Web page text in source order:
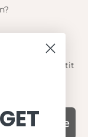
von Petit
Subscribe